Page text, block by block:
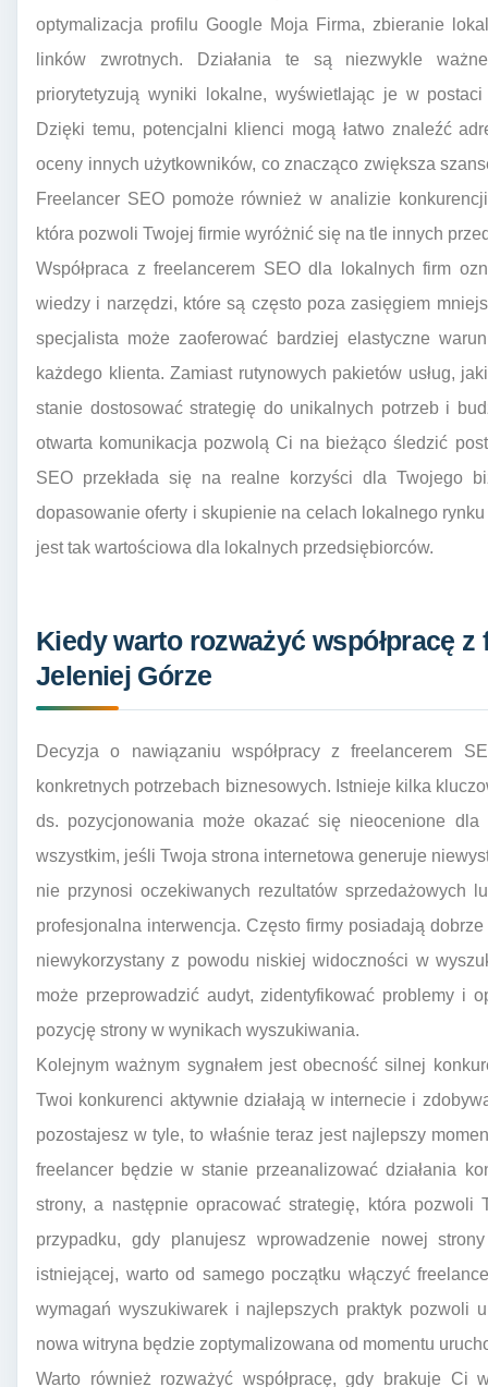
optymalizacja profilu Google Moja Firma, zbieranie
linków zwrotnych. Działania te są niezwykle
priorytetyzują wyniki lokalne, wyświetlając je w
Dzięki temu, potencjalni klienci mogą łatwo znaleźć
oceny innych użytkowników, co znacząco zwiększa
Freelancer SEO pomoże również w analizie
która pozwoli Twojej firmie wyróżnić się na tle innych
Współpraca z freelancerem SEO dla lokalnych firm
wiedzy i narzędzi, które są często poza zasięgiem
specjalista może zaoferować bardziej elastyczne
każdego klienta. Zamiast rutynowych pakietów usług,
stanie dostosować strategię do unikalnych potrzeb i
otwarta komunikacja pozwolą Ci na bieżąco śledzić
SEO przekłada się na realne korzyści dla Twojego
dopasowanie oferty i skupienie na celach lokalnego
jest tak wartościowa dla lokalnych przedsiębiorców.
Kiedy warto rozważyć współpracę z
Jeleniej Górze
Decyzja o nawiązaniu współpracy z freelancerem
konkretnych potrzebach biznesowych. Istnieje kilka
ds. pozycjonowania może okazać się nieocenione
wszystkim, jeśli Twoja strona internetowa generuje
nie przynosi oczekiwanych rezultatów sprzedażowych
profesjonalna interwencja. Często firmy posiadają
niewykorzystany z powodu niskiej widoczności w
może przeprowadzić audyt, zidentyfikować problemy i
pozycję strony w wynikach wyszukiwania.
Kolejnym ważnym sygnałem jest obecność silnej
Twoi konkurenci aktywnie działają w internecie i
pozostajesz w tyle, to właśnie teraz jest najlepszy
freelancer będzie w stanie przeanalizować działania
strony, a następnie opracować strategię, która
przypadku, gdy planujesz wprowadzenie nowej
istniejącej, warto od samego początku włączyć
wymagań wyszukiwarek i najlepszych praktyk pozwoli
nowa witryna będzie zoptymalizowana od momentu
Warto również rozważyć współpracę, gdy brakuje Ci